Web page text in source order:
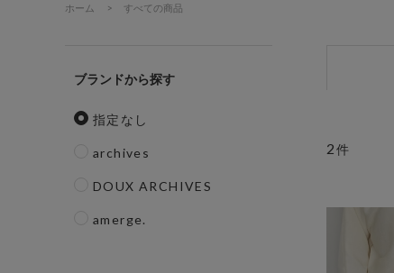
ホーム > すべての商品
ブランド
指定なし
archives
DOUX ARCHIVES
amerge.
2件